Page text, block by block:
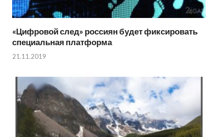
«Цифровой след» россиян будет фиксировать
специальная платформа
21.11.2019